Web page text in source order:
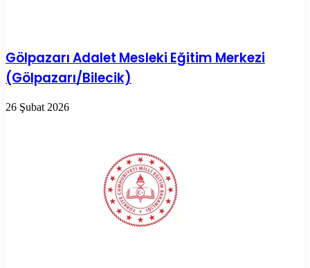
Gölpazarı Adalet Mesleki Eğitim Merkezi
(Gölpazarı/Bilecik)
26 Şubat 2026